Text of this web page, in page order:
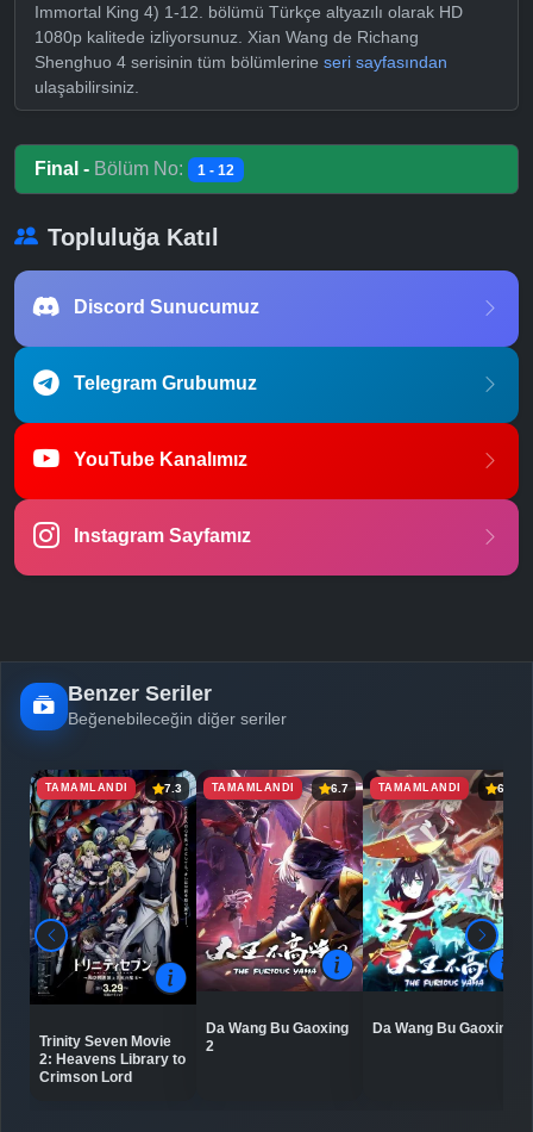
Immortal King 4) 1-12. bölümü Türkçe altyazılı olarak HD
1080p kalitede izliyorsunuz. Xian Wang de Richang
Shenghuo 4 serisinin tüm bölümlerine seri sayfasından
ulaşabilirsiniz.
Final - Bölüm No: 1 - 12
Topluluğa Katıl
Discord Sunucumuz
Telegram Grubumuz
YouTube Kanalımız
Instagram Sayfamız
Benzer Seriler
Beğenebileceğin diğer seriler
TAMAMLANDI 7.3
Trinity Seven Movie
2: Heavens Library to
Crimson Lord
TAMAMLANDI 6.7
Da Wang Bu Gaoxing
2
TAMAMLANDI 6.5
Da Wang Bu Gaoxing